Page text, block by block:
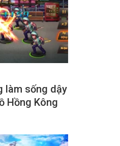
làm sống dậy
Hồng Kông